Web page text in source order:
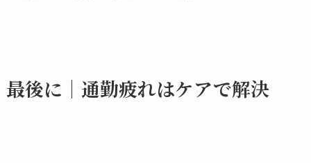
最後に｜通勤疲れはケアで解決